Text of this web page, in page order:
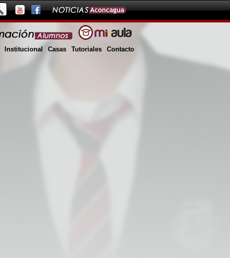
Institucional Casas Tutoriales Contacto